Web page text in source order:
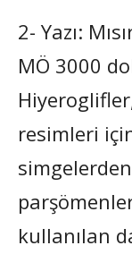
2- Yazı:
MÖ 3000
resimleri
kullanılan